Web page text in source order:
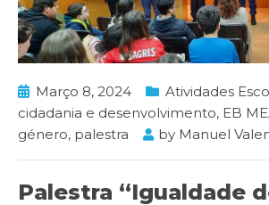
Março 8, 2024
Atividades
cidadania e desenvolvimento, EB
género, palestra by Manuel
Palestra “Igualdade